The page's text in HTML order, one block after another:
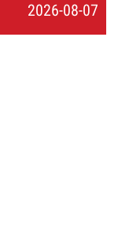
2026-08-07